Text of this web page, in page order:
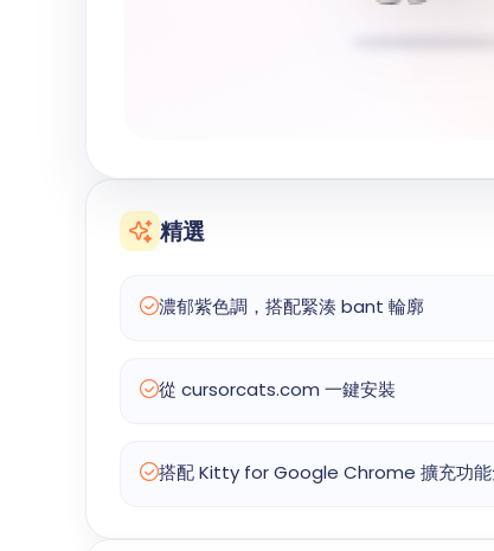
精選
濃郁紫色調，搭配緊湊 bant 輪廓
從 cursorcats.com 一鍵安裝
搭配 Kitty for Google Chrome 擴充功能